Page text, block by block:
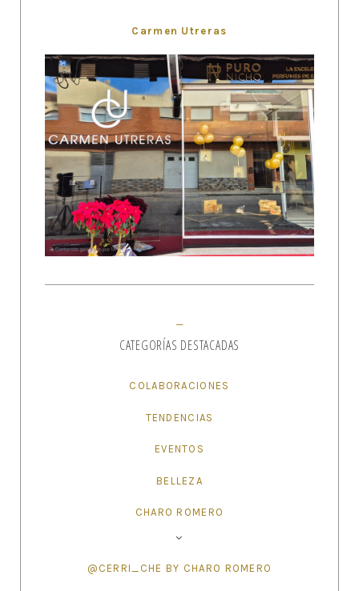
Carmen Utreras
CATEGORÍAS DESTACADAS
COLABORACIONES
TENDENCIAS
EVENTOS
BELLEZA
CHARO ROMERO
@CERRI_CHE BY CHARO ROMERO